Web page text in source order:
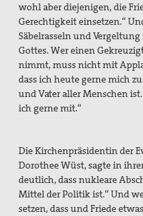
wohl aber diejenigen, die
Gerechtigkeit einsetzen.“
Säbelrasseln und
Gottes. Wer einen
nimmt, muss nicht mit
dass ich heute gerne mich
und Vater aller Menschen
ich gerne mit.“
Die Kirchenpräsidentin der
Dorothee Wüst, sagte in
deutlich, dass nukleare
Mittel der Politik ist.“ Und
setzen, dass und Friede